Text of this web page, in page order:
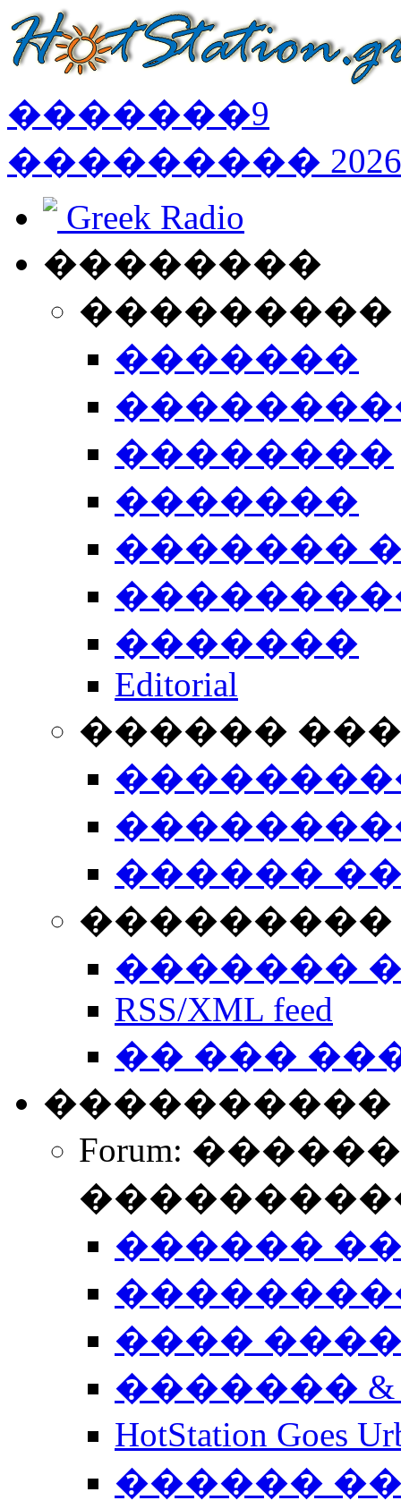
�������9
��������� 2026
Greek Radio
��������
�������
��������
�������
�������
�������
Editorial
������
������
���������
�������
RSS/XML feed
�� ���
����������
Forum:
������
����
�������
HotStation
������